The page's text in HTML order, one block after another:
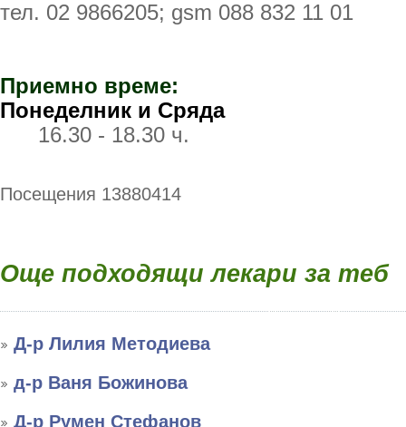
тел. 02 9866205; gsm 088 832 11 01
Приемно време:
Понеделник и Сряда
16.30 - 18.30 ч.
Посещения 13880414
Още подходящи лекари за теб
Д-р Лилия Методиева
д-р Ваня Божинова
Д-р Румен Стефанов